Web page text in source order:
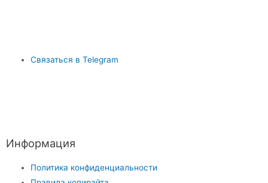
Связаться в Telegram
Информация
Политика конфиденциальности